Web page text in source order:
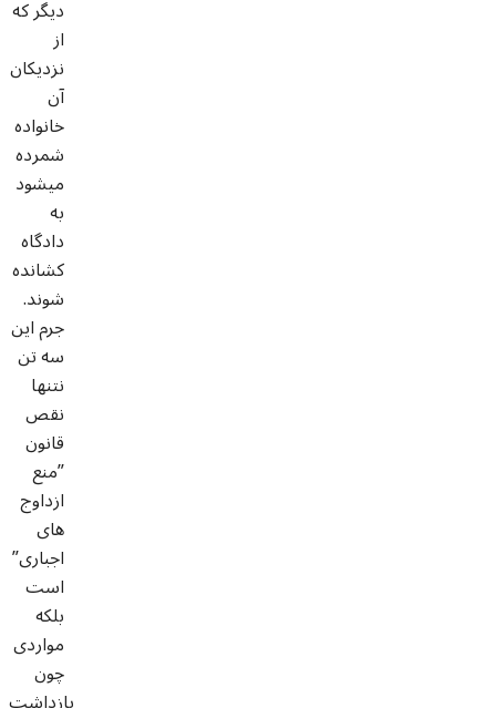
دیگر که
از
نزدیکان
آن
خانواده
شمرده
میشود
به
دادگاه
کشانده
شوند.
جرم این
سه تن
نتنها
نقص
قانون
”منع
ازداوج
های
اجباری”
است
بلکه
مواردی
چون